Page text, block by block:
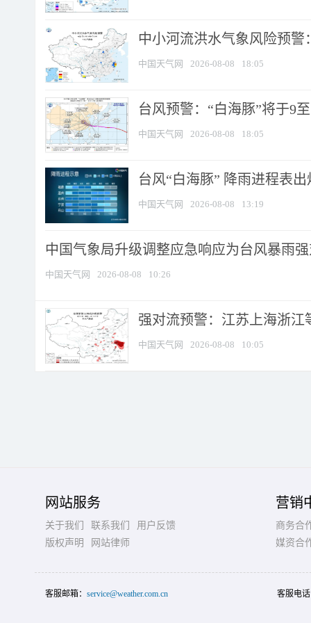
中小河流洪水气象风险预
中国天气网 2026-08-08 18:05
台风预警：“白海豚”将于9
中国天气网 2026-08-08 18:05
台风“白海豚” 降雨进程表
中国天气网 2026-08-08 13:19
中国气象局升级调整应急响应为台风暴雨
中国天气网 2026-08-08 10:26
强对流预警：江苏上海浙江
中国天气网 2026-08-08 10:05
网站服务
关于我们 联系我们
用户反馈
版权声明
网站律师
营销
商务合
媒资合
客服邮箱： service@weather.com.cn 客服电